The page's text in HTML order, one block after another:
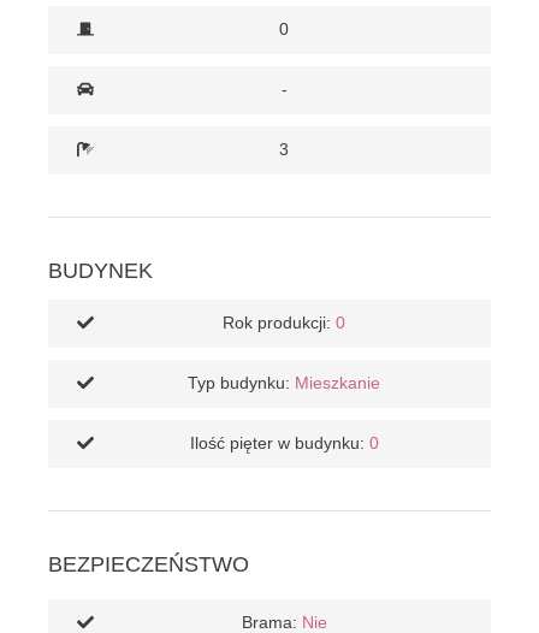
0
-
3
BUDYNEK
Rok produkcji: 0
Typ budynku: Mieszkanie
Ilość pięter w budynku: 0
BEZPIECZEŃSTWO
Brama: Nie